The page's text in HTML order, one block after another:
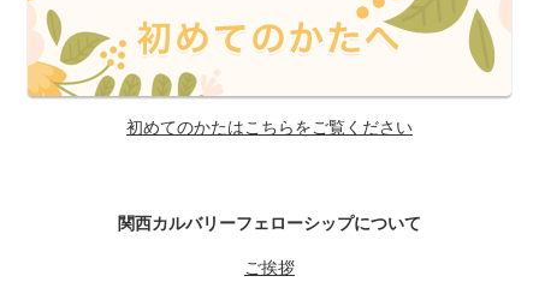
初めてのかたはこちらをご覧ください
関西カルバリーフェローシップについて
ご挨拶